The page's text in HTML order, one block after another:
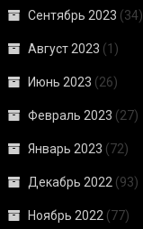
Сентябрь 2023 (34)
Август 2023 (1)
Июнь 2023 (26)
Февраль 2023 (27)
Январь 2023 (72)
Декабрь 2022 (93)
Ноябрь 2022 (77)